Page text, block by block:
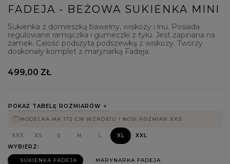
FADEJA - BEŻOWA SUKIENKA MINI
Sukienka z domieszką bawełny, wiskozy i lnu. Posiada
regulowane ramiączka i gumeczki z tyłu. Jest zapinana na
zamek. Całość podszyta podszewką z wiskozy. Tworzy
doskonały komplet z marynarką Fadeja.
POKAŻ TABELĘ ROZMIARÓW
MODELKA MA 172 CM WZROSTU I NOSI ROZMIAR XXS
XXS XS S M L XL
XXL
WYBIERZ
SUKIENKA FADEJA
MARYNARKA FADEJA
499,00 ZŁ